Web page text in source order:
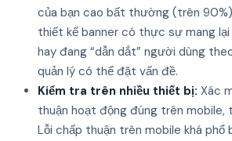
của bạn cao bất thường (trên
thiết kế banner có thực sự mang
hay đang “dẫn dắt” người dùng
quản lý có thể đặt vấn đề.
Kiểm tra trên nhiều thiết bị: Xác
thuận hoạt động đúng trên mobile,
Lỗi chấp thuận trên mobile khá phổ